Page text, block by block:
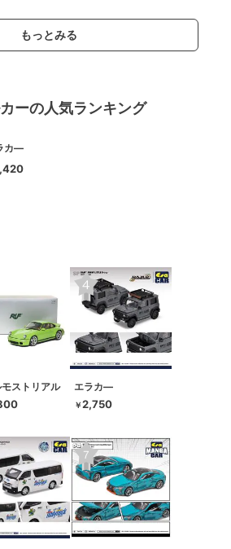
もっとみる
ーの人気ランキング
カ―
ストリアル エラカ―
￥2,750